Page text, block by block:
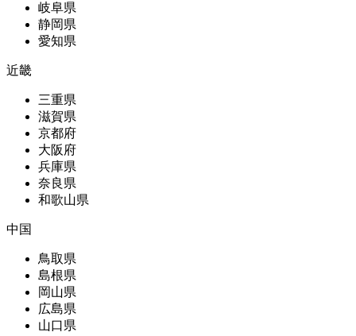
岐阜県
静岡県
愛知県
近畿
三重県
滋賀県
京都府
大阪府
兵庫県
奈良県
和歌山県
中国
鳥取県
島根県
岡山県
広島県
山口県